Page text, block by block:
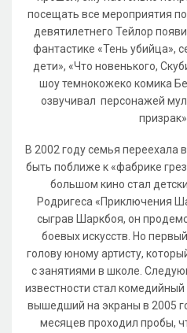
посещать все мероприятия
девятилетнего Тейлор
фантастике «Тень убийца»,
дети», «Что новенького,
шоу темнокожеко комика
озвучивал персонажей
призрак».
В 2002 году семья переехала
быть поближе к «фабрике
большом кино стал
Родригеса «Приключения
сыграв Шаркбоя, он
боевых искусств. Но
голову юному артисту,
с занятиями в школе.
известности стал
вышедший на экраны в 2005
месяцев проходил пробы,